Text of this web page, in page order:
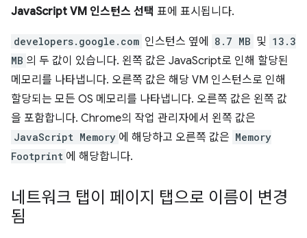
JavaScript VM 인스턴스 선택 표에 표시됩니다.
developers.google.com 인스턴스 옆에 8.7 MB 및 13.3
MB 의 두 값이 있습니다. 왼쪽 값은 JavaScript로 인해 할당된
메모리를 나타냅니다. 오른쪽 값은 해당 VM 인스턴스로 인해
할당되는 모든 OS 메모리를 나타냅니다. 오른쪽 값은 왼쪽 값
을 포함합니다. Chrome의 작업 관리자에서 왼쪽 값은
JavaScript Memory 에 해당하고 오른쪽 값은 Memory
Footprint 에 해당합니다.
네트워크 탭이 페이지 탭으로 이름이 변경
됨